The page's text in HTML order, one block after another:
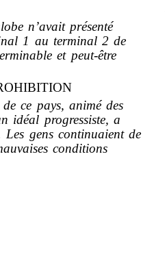
n’avait présenté
1 au terminal 2 de
et peut-être
ce pays, animé des
idéal progressiste, a
gens continuaient de
conditions